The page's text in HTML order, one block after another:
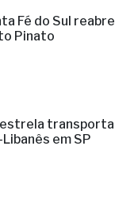
Fé do Sul reabre
Pinato
transporta
em SP